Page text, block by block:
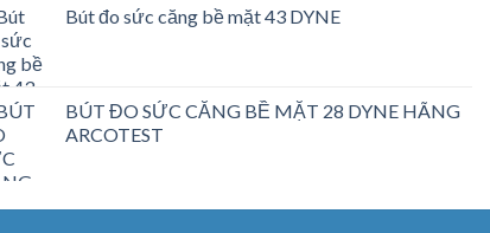
Bút đo sức căng bề mặt 43 DYNE
BÚT ĐO SỨC CĂNG BỀ MẶT 28 DYNE HÃNG
ARCOTEST